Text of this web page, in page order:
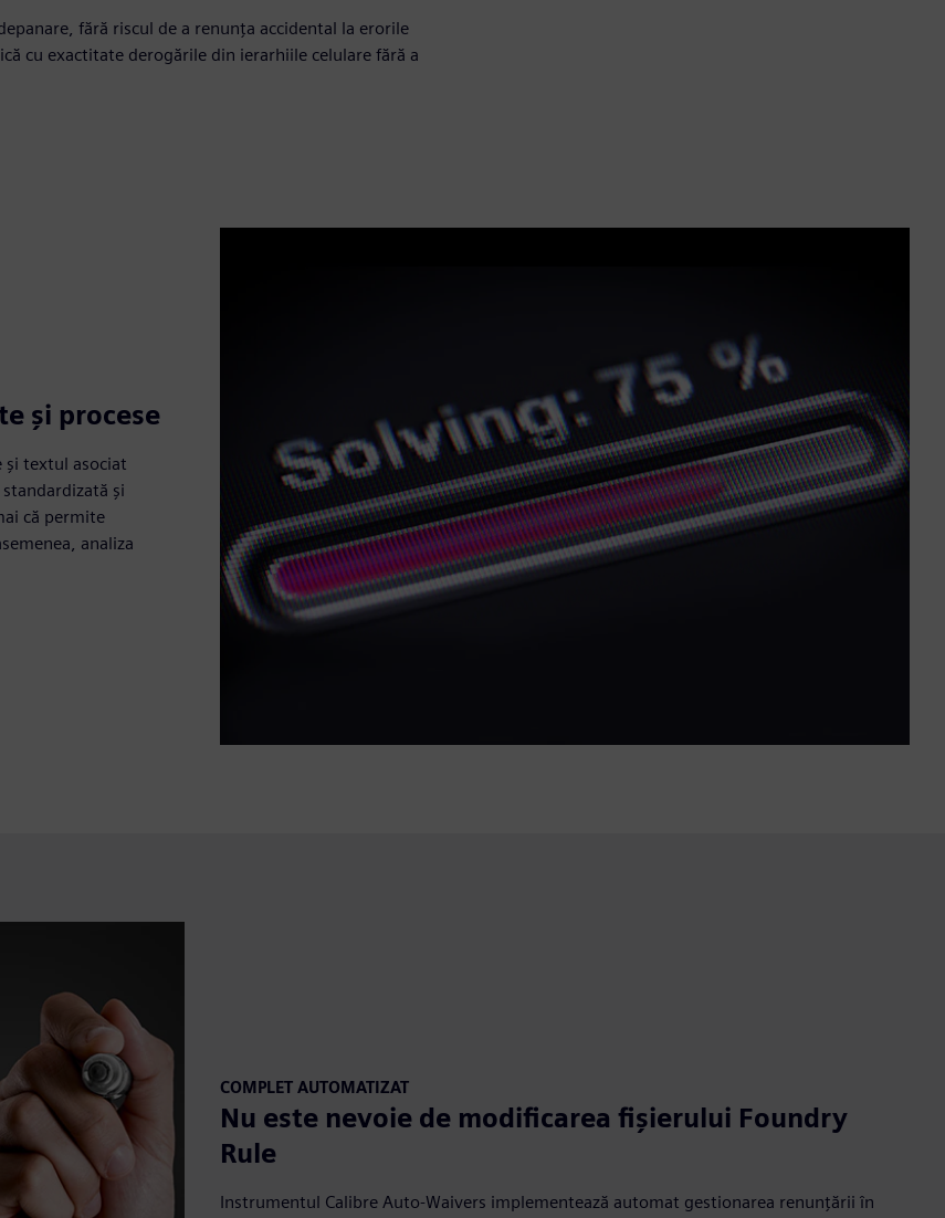
fără riscul de a renunța accidental la erorile
cu exactitate derogările din ierarhiile celulare fără a
și procese
și textul asociat
și
că permite
analiza
COMPLET AUTOMATIZAT
Nu este nevoie de modificarea fișierului Foundry
Rule
Instrumentul Calibre Auto-Waivers implementează automat gestionarea renunțării în